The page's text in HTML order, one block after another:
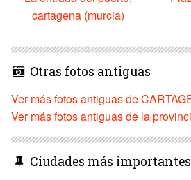
cartagena (murcia)
Otras fotos antiguas
Ver más fotos antiguas de
Ver más fotos antiguas de la
Ciudades más importantes